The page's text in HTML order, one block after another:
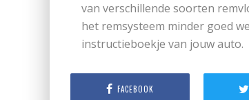
van verschillende soorten
het remsysteem minder goed
instructieboekje van jouw auto.
FACEBOOK